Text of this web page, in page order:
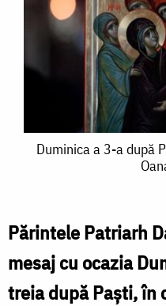
Duminica
a
după
Paști
Duminica a 3-a după
Părintele Patriarh
mesaj cu ocazia
treia după Paști, în